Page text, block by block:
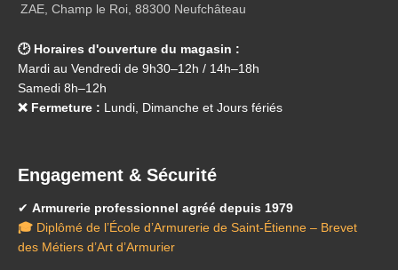
ZAE, Champ le Roi, 88300 Neufchâteau
🕑 Horaires d'ouverture du magasin :
Mardi au Vendredi de 9h30–12h / 14h–18h
Samedi 8h–12h
❌ Fermeture : Lundi, Dimanche et Jours fériés
Engagement & Sécurité
✔ Armurerie professionnel agréé depuis 1979
🎓 Diplômé de l’École d’Armurerie de Saint-Étienne – Brevet
des Métiers d’Art d’Armurier